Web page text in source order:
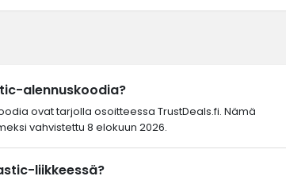
alennuskoodia?
ovat tarjolla osoitteessa TrustDeals.fi. Nämä
vahvistettu 8 elokuun 2026.
liikkeessä?